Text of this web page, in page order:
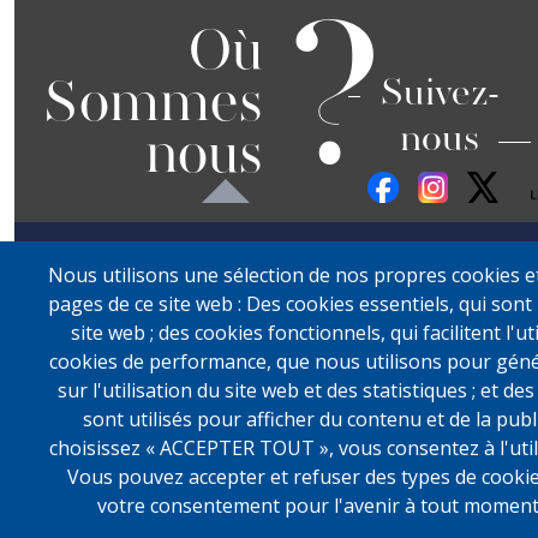
Où
Sommes
nous ?Suivez-
nous
Nous utilisons une sélection de nos propres cookies
pages de ce site web : Des cookies essentiels, qui
site web ; des cookies fonctionnels, qui facilitent
cookies de performance, que nous utilisons pour
sur l'utilisation du site web et des statistiques ; et
sont utilisés pour afficher du contenu et de la
choisissez « ACCEPTER TOUT », vous consentez à
Vous pouvez accepter et refuser des types de
votre consentement pour l'avenir à tout moment